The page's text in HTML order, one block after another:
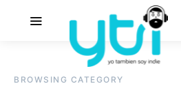
BROWSING CATEGORY